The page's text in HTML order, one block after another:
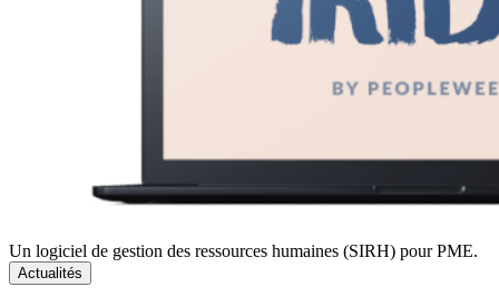
Un logiciel de gestion des ressources humaines (SIRH) pour PME.
Actualités